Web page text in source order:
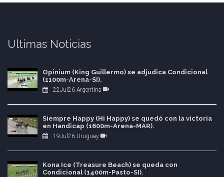
Ultimas Noticias
Opinium (King Guillermo) se adjudica Condicional
(1100m-Arena-SI).
22Jul26 Argentina
Siempre Happy (Hi Happy) se quedó con la victoria
en Handicap (1600m-Arena-MAR).
19Jul26 Uruguay
Kona Ice (Treasure Beach) se queda con
Condicional (1400m-Pasto-SI).